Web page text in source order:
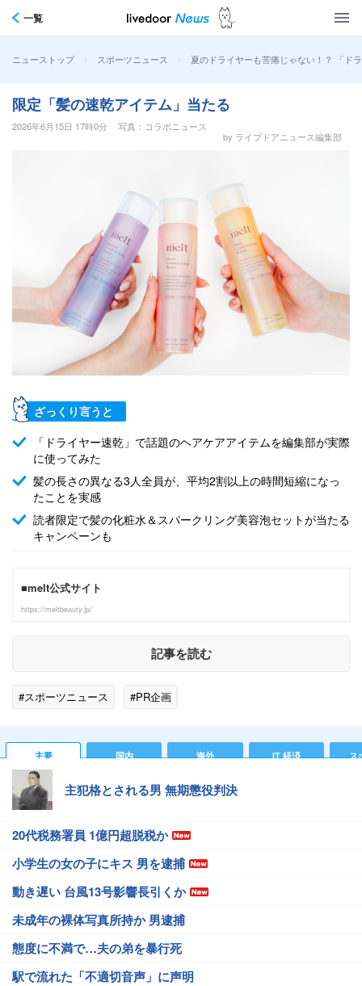
一覧
ニューストップ > スポーツニュース > 夏のドライヤーも苦痛じゃない！？ 「ド
限定「髪の速乾アイテム」当たる
2026年6月15日 17時0分
写真：コラボニュース
by ライブドアニュース編集部
ざっくり言うと
「ドライヤー速乾」で話題のヘアケアアイテムを編集部が実際
に使ってみた
髪の長さの異なる3人全員が、平均2割以上の時間短縮になっ
たことを実感
読者限定で髪の化粧水＆スパークリング美容泡セットが当たる
キャンペーンも
■melt公式サイト
https://meltbeauty.jp/
記事を読む
#スポーツニュース #PR企画
主要 国内 海外 IT 経済 ス
主犯格とされる男 無期懲役判決
20代税務署員 1億円超脱税か
小学生の女の子にキス 男を逮捕
動き遅い 台風13号影響長引くか
未成年の裸体写真所持か 男逮捕
態度に不満で…夫の弟を暴行死
駅で流れた「不適切音声」に声明